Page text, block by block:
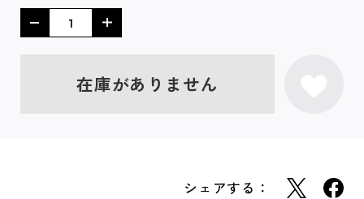
在庫がありません
シェアする：